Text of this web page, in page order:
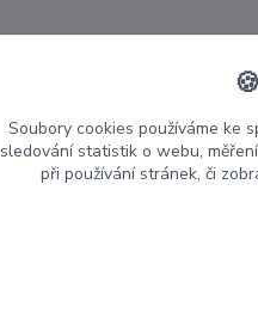
Soubory cookies používáme ke
sledování statistik o webu,
při používání stránek, či